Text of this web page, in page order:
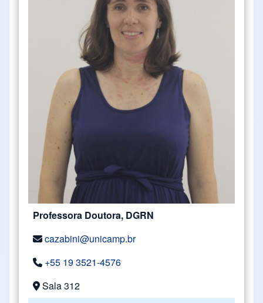
Professora Doutora, DGRN
cazabini@unicamp.br
+55 19 3521-4576
Sala 312